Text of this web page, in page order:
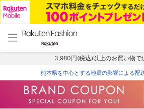
menu home
トップ
3,980円(税込)以上のお買い物で
熊本県を中心とする地震の影響による配